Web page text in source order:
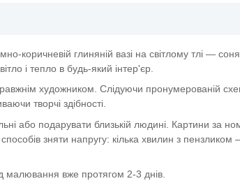
коричневій глиняній вазі на світлому тлі —
і тепло в будь-який інтер'єр.
художником. Слідуючи пронумерованій
творчі здібності.
або подарувати близькій людині. Картини за
зняти напругу: кілька хвилин з пензликом
малювання вже протягом 2-3 днів.